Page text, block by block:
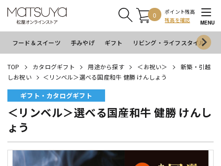
0
ポイント残高
残高を確認
MENU
フード＆スイーツ 手みやげ ギフト リビング・ライフスタイル
TOP カタログギフト 用途から探す ＜お祝い＞
新築・引越
しお祝い
＜リンベル＞選べる国産和牛 健勝 けんしょう
ギフト・カタログギフト
＜リンベル＞選べる国産和牛 健勝 けんし
ょう